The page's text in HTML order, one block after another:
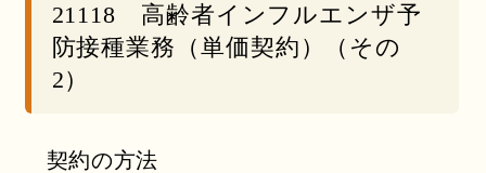
21118 高齢者インフルエンザ予
防接種業務（単価契約）（その
2）
契約の方法